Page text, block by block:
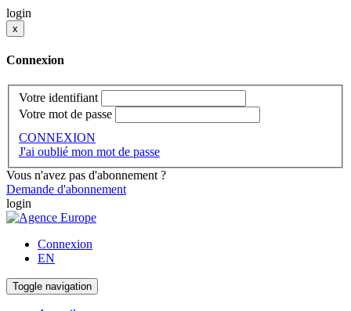
login
x
Connexion
Votre identifiant
Votre mot de passe
CONNEXION
J'ai oublié mon mot de passe
Vous n'avez pas d'abonnement ?
Demande d'abonnement
login
Connexion
EN
Toggle navigation